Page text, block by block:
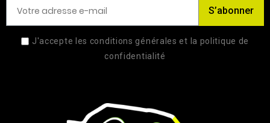
S’abonner
J'accepte les conditions générales et la politique de
confidentialité